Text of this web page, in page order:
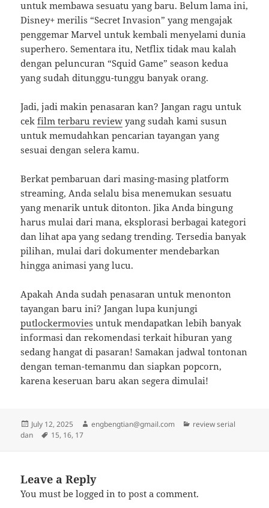
untuk membawa sesuatu yang baru. Belum lama ini,
Disney+ merilis “Secret Invasion” yang mengajak
penggemar Marvel untuk kembali menyelami dunia
superhero. Sementara itu, Netflix tidak mau kalah
dengan peluncuran “Squid Game” season kedua
yang sudah ditunggu-tunggu banyak orang.
Jadi, jadi makin penasaran kan? Jangan ragu untuk
cekfilm terbaru review yang sudah kami susun
untuk memudahkan pencarian tayangan yang
sesuai dengan selera kamu.
Berkat pembaruan dari masing-masing platform
streaming, Anda selalu bisa menemukan sesuatu
yang menarik untuk ditonton. Jika Anda bingung
harus mulai dari mana, eksplorasi berbagai kategori
dan lihat apa yang sedang trending. Tersedia banyak
pilihan, mulai dari dokumenter mendebarkan
hingga animasi yang lucu.
Apakah Anda sudah penasaran untuk menonton
tayangan baru ini? Jangan lupa kunjungi
putlockermovies untuk mendapatkan lebih banyak
informasi dan rekomendasi terkait hiburan yang
sedang hangat di pasaran! Samakan jadwal tontonan
dengan teman-temanmu dan siapkan popcorn,
karena keseruan baru akan segera dimulai!
Posted
on
July 12, 2025 Author
engbengtian@gmail.com Categories
review serial
dan
Tags
15, 16, 17
Leave a Reply
You must belogged in to post a comment.